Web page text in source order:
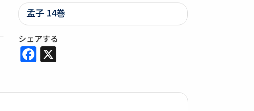
孟子 14巻
シェアする
Facebook
X